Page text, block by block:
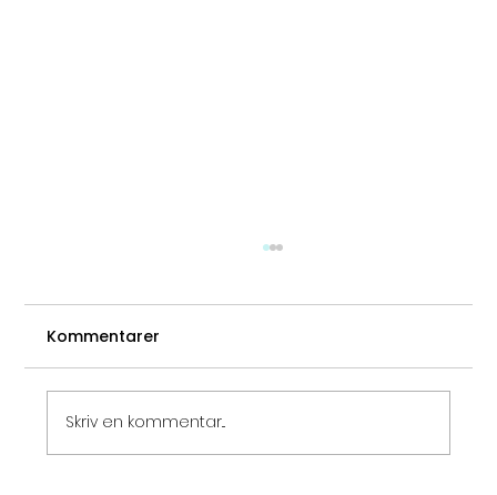
Kommentarer
Skriv en kommentar...